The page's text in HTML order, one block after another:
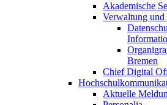
Akademische
Verwaltung und
Bremen
Chief Digital
Aktuelle